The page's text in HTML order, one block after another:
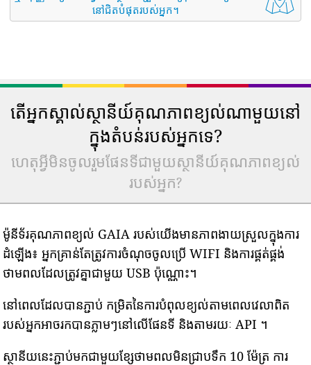
នៅជិតបំផុតរបស់អ្នក។
តើអ្នកស្គាល់ស្ថានីយ៍គុណភាពខ្យល់ណាមួយនៅ
ក្នុងតំបន់របស់អ្នកទេ?
ហេតុអ្វីមិនចូលរួមផែនទីជាមួយស្ថានីយ៍គុណភាពខ្យល់
របស់អ្នក?
ម៉ូនីទ័រគុណភាពខ្យល់ GAIA របស់យើងមានភាពងាយស្រួលក្នុងការ
ដំឡើង៖ អ្នកគ្រាន់តែត្រូវការចំណុចចូលប្រើ WIFI និងការផ្គត់ផ្គង់
ថាមពលដែលត្រូវគ្នាជាមួយ USB ប៉ុណ្ណោះ។
នៅពេលដែលបានភ្ជាប់ កម្រិតនៃការបំពុលខ្យល់តាមពេលវេលាពិត
របស់អ្នកអាចរកបានភ្លាមៗនៅលើផែនទី និងតាមរយៈ API ។
ស្ថានីយនេះភ្ជាប់មកជាមួយខ្សែថាមពលមិនជ្រាបទឹក 10 ម៉ែត្រ ការ